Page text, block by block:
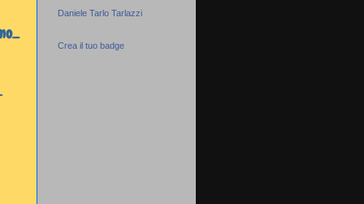
Daniele Tarlo Tarlazzi
Crea il tuo badge